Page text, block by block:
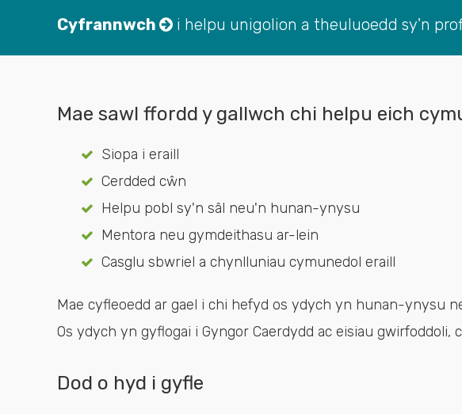
Cyfrannwch i helpu unigolion a theuluoedd sy'n
Mae sawl ffordd y gallwch chi helpu eich
Siopa i eraill
Cerdded cŵn
Helpu pobl sy'n sâl neu'n hunan-ynysu
Mentora neu gymdeithasu ar-lein
Casglu sbwriel a chynlluniau cymunedol eraill
Mae cyfleoedd ar gael i chi hefyd os ydych yn hunan-ynysu
Os ydych yn gyflogai i Gyngor Caerdydd ac eisiau gwirfoddoli,
Dod o hyd i gyfle